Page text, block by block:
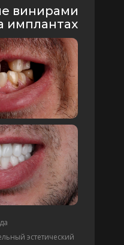
винирами
имплантах
эстетический